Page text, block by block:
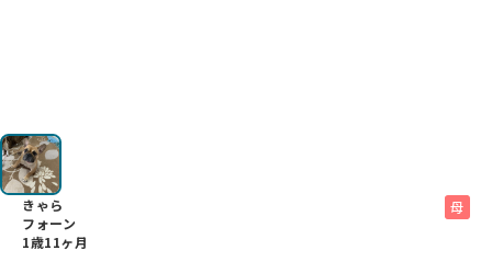
きゃら
フォーン
1歳11ヶ月
母